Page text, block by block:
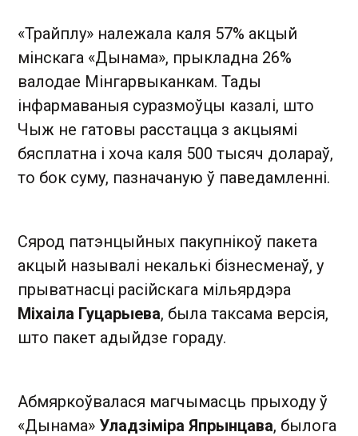
«Трайплу» належала каля 57% акцый
мінскага «Дынама», прыкладна 26%
валодае Мінгарвыканкам. Тады
інфармаваныя суразмоўцы казалі, што
Чыж не гатовы расстацца з акцыямі
бясплатна і хоча каля 500 тысяч долараў,
то бок суму, пазначаную ў паведамленні.
Сярод патэнцыйных пакупнікоў пакета
акцый называлі некалькі бізнесменаў, у
прыватнасці расійскага мільярдэра
Міхаіла Гуцарыева, была таксама версія,
што пакет адыйдзе гораду.
Абмяркоўвалася магчымасць прыходу ў
«Дынама» Уладзіміра Япрынцава, былога